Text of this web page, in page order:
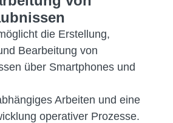
die Erstellung,
Bearbeitung von
über Smartphones und
Arbeiten und eine
operativer Prozesse.